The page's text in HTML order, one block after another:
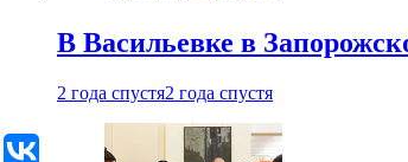
В Васильевке в
2 года спустя2 года спустя